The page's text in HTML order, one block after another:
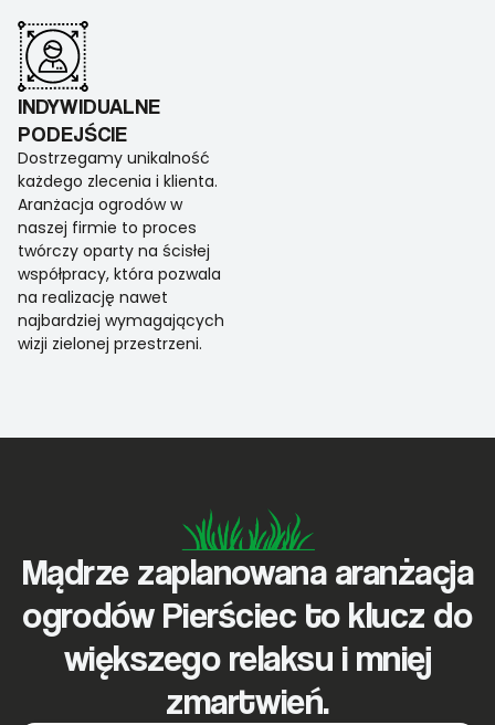
INDYWIDUALNE
PODEJŚCIE
Dostrzegamy unikalność
każdego zlecenia i klienta.
Aranżacja ogrodów w
naszej firmie to proces
twórczy oparty na ścisłej
współpracy, która pozwala
na realizację nawet
najbardziej wymagających
wizji zielonej przestrzeni.
Mądrze zaplanowana aranżacja
ogrodów Pierściec to klucz do
większego relaksu i mniej
zmartwień.